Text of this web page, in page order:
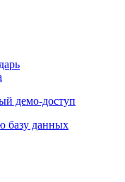
базу данных